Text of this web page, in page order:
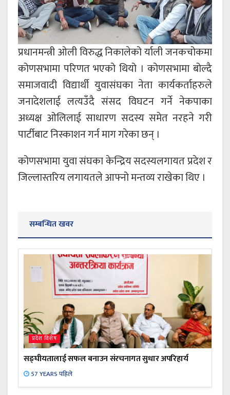
प्रधानमन्त्री ओली विरुद्ध निकालेको र्याली जनकचोकमा
कोणसभामा परिणत भएको थियो । कोणसभामा बोल्दै
समाजवादी विद्यार्थी युवासंघका नेता कार्यकर्ताहरुले
जनादेशलाई लत्यउँदै संसद विघटन गर्ने नेकपाका
अध्यक्ष ओलिलाई साधारण सदस्य समेत नरहने गरी
पार्टीबाट निस्काशन गर्न माग गरेका छन् ।
कोणसभामा युवा संघका केन्द्रिय सदस्यलगायत प्रदेश र
जिल्लास्तरिय लगायतले आफ्नो मन्तव्य राखेका थिए ।
सम्बन्धित खवर
प्रदेश विशेष
सङ्घीयतालाई सफल बनाउन संरचनागत सुधार अपरिहार्य
57 YEARS पहिले